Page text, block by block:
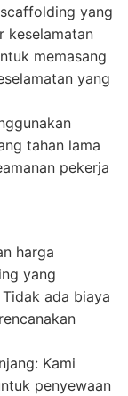
yang
keselamatan
memasang
yang
tahan lama
pekerja
harga
yang
ada biaya
Kami
penyewaan